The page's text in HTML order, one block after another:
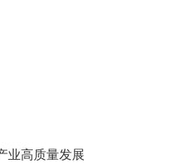
业高质量发展